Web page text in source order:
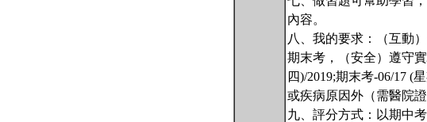
內容。
八、我的要求：（互動
期末考，（安全）遵守
四)/2019;期末考-06/17 (
或疾病原因外（需醫院
九、評分方式：以期中